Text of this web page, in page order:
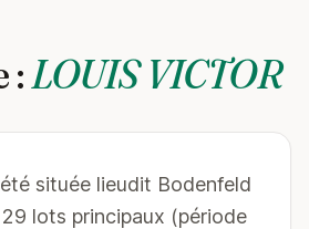
:LOUIS VICTOR
située lieudit Bodenfeld
lots principaux (période